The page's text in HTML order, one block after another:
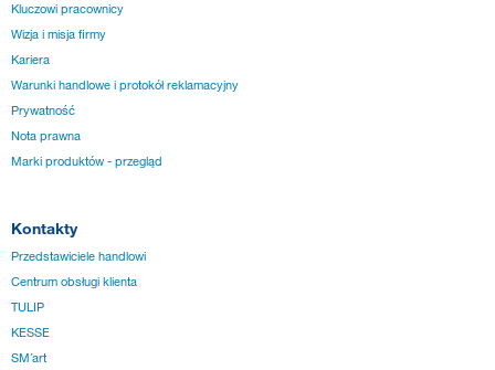
Kluczowi pracownicy
Wizja i misja firmy
Kariera
Warunki handlowe i protokół reklamacyjny
Prywatność
Nota prawna
Marki produktów - przegląd
Kontakty
Przedstawiciele handlowi
Centrum obsługi klienta
TULIP
KESSE
SM´art